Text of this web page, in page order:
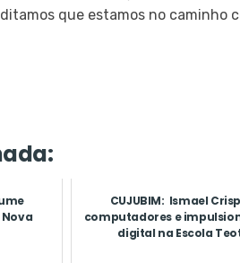
que estamos no caminho
CUJUBIM: Ismael
computadores e
digital na Escola